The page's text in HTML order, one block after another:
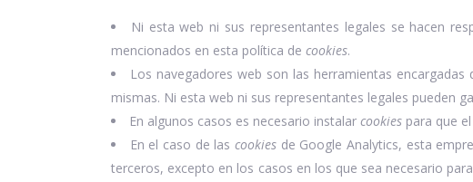
Ni esta web ni sus representantes legales se hacen
mencionados en esta política de cookies.
Los navegadores web son las herramientas
mismas. Ni esta web ni sus representantes legales pueden
En algunos casos es necesario instalar cookies para que
En el caso de lascookies de Google Analytics, esta
terceros, excepto en los casos en los que sea necesario